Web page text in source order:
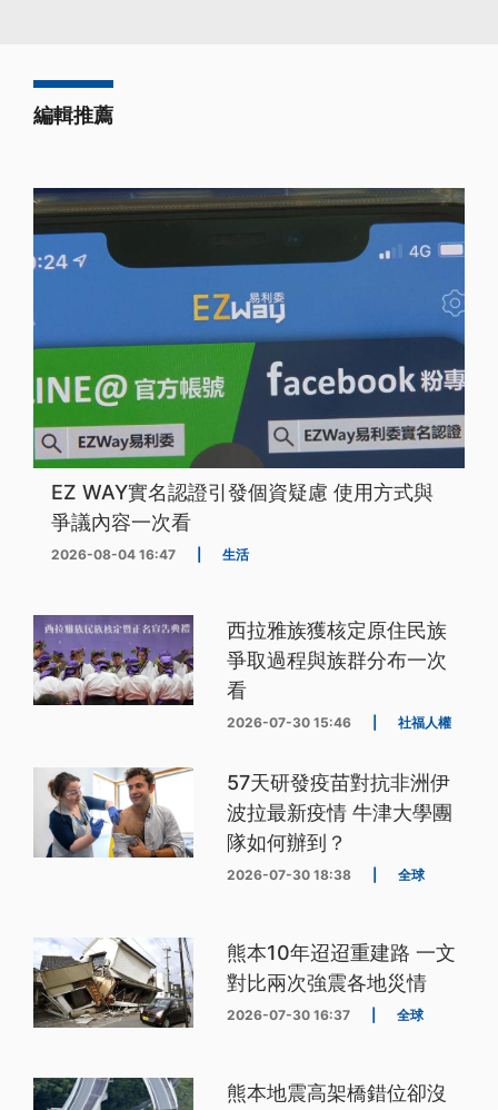
編輯推薦
EZ WAY實名認證引發個資疑慮 使用方式與
爭議內容一次看
2026-08-04 16:47 生活
西拉雅族獲核定原住民族
爭取過程與族群分布一次
看
2026-07-30 15:46 社福人權
57天研發疫苗對抗非洲伊
波拉最新疫情 牛津大學團
隊如何辦到？
2026-07-30 18:38 全球
熊本10年迢迢重建路 一文
對比兩次強震各地災情
2026-07-30 16:37 全球
熊本地震高架橋錯位卻沒